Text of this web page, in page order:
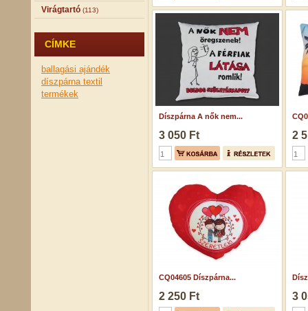
Virágtartó (113)
CÍMKE
ballagási ajándék
díszpárna textil
termékek
Díszpárna A nők nem...
3 050 Ft 2
CQ04605 Díszpárna...
2 250 Ft 3